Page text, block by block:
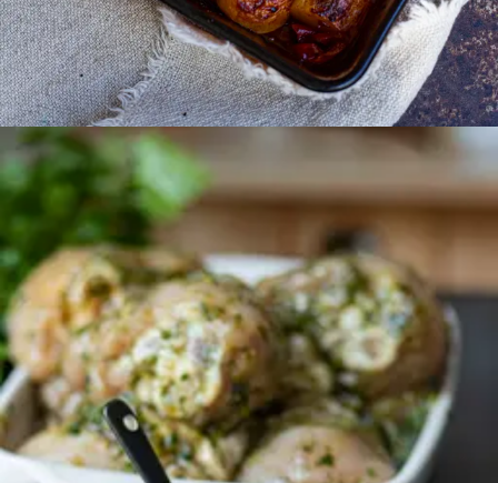
Et à la fin ? Un poulet doré, des légumes fondants, un
jus incroyable. Comme si tu avais passé des heures
dessus. Alors que non. Juste bien réfléchi.